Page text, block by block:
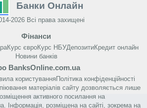
Банки Онлайн
2026 Всі права захищені
Фінанси
Курс євроКурс НБУДепозитиКредит онлайн
Новини банків
BanksOnline.com.ua
користування Політика конфіденційності
матеріалів сайту дозволяється лише
активного посилання на
Інформація, розміщена на сайті, зокрема на